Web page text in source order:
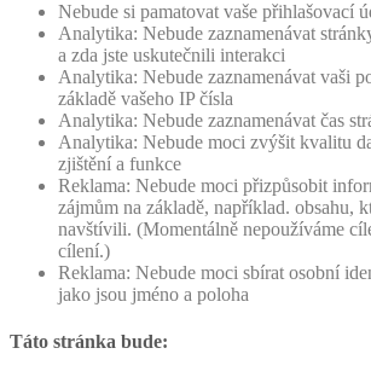
Nebude si pamatovat vaše přihlašovací
Analytika: Nebude zaznamenávat
a zda jste uskutečnili interakci
Analytika: Nebude zaznamenávat vaši
základě vašeho IP čísla
Analytika: Nebude zaznamenávat čas
Analytika: Nebude moci zvýšit kvalitu
zjištění a funkce
Reklama: Nebude moci přizpůsobit
zájmům na základě, například. obsahu,
navštívili. (Momentálně nepoužíváme
cílení.)
Reklama: Nebude moci sbírat osobní
jako jsou jméno a poloha
Táto stránka bude: